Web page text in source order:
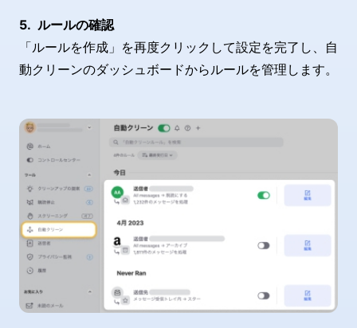
ルールの確認
「ルールを作成」を再度クリックして設定を完了し、自
動クリーンのダッシュボードからルールを管理します。